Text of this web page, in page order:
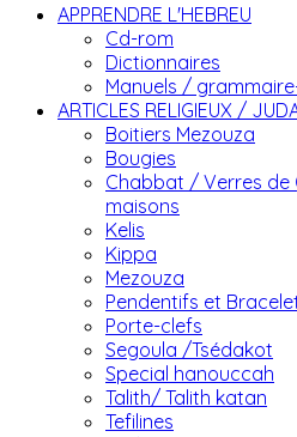
APPRENDRE L'HEBREU
Cd-rom
Dictionnaires
Manuels /
ARTICLES RELIGIEUX /
Boitiers Mezouza
Bougies
Chabbat / Verres de
maisons
Kelis
Kippa
Mezouza
Pendentifs et
Porte-clefs
Segoula /Tsédakot
Special hanouccah
Talith/ Talith katan
Tefilines